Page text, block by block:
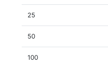
25
50
100